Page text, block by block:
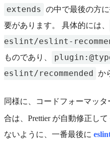
extends
の中で最後の方
要があります。 具体的には、
eslint/eslint-
ものであり、
eslint/recommended
か
同様に、コードフォーマッタ
合は、Prettier が自動修正し
ないように、一番最後に